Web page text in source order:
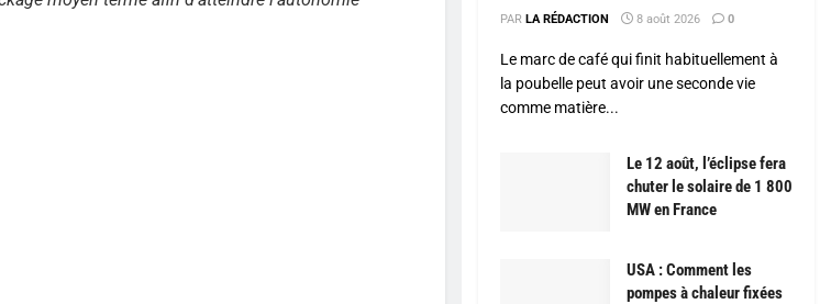
PAR LA RÉDACTION 8 août 2026 0
Le marc de café qui finit habituellement à
la poubelle peut avoir une seconde vie
comme matière...
Le 12 août, l’éclipse fera
chuter le solaire de 1 800
MW en France
USA : Comment les
pompes à chaleur fixées